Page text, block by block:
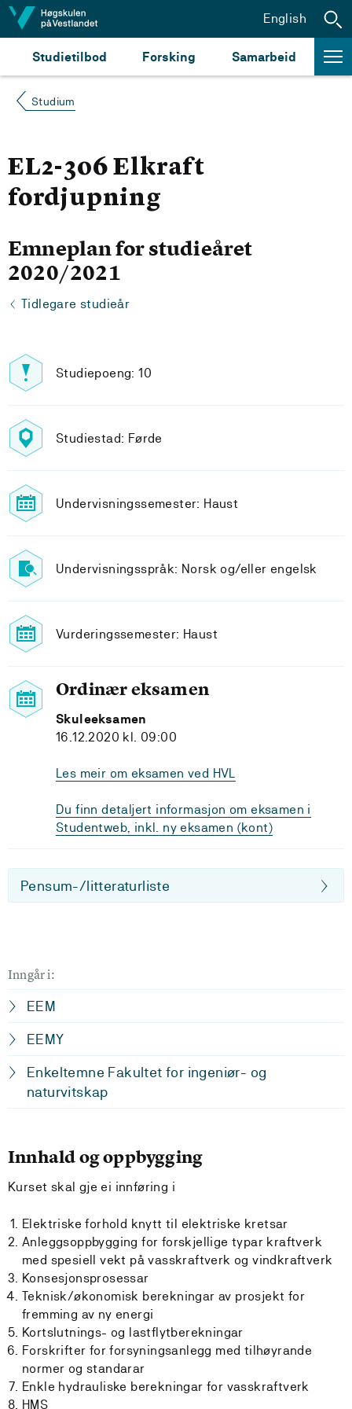
Hopp til innhald
Studietilbod Forsking Samarbeid
English
Studium
EL2-306 Elkraft
fordjupning
Emneplan for studieåret
2020/2021
Tidlegare studieår
Studiepoeng: 10
Studiestad: Førde
Undervisningssemester: Haust
Undervisningsspråk: Norsk og/eller engelsk
Vurderingssemester: Haust
Ordinær eksamen
Skuleeksamen
16.12.2020 kl. 09:00
Les meir om eksamen ved HVL
Du finn detaljert informasjon om eksamen i
Studentweb, inkl. ny eksamen (kont)
Pensum-/litteraturliste
Inngår i:
EEM
EEMY
Enkeltemne Fakultet for ingeniør- og
naturvitskap
Innhald og oppbygging
Kurset skal gje ei innføring i
Elektriske forhold knytt til elektriske kretsar
Anleggsoppbygging for forskjellige typar kraftverk
med spesiell vekt på vasskraftverk og vindkraftverk
Konsesjonsprosessar
Teknisk/økonomisk berekningar av prosjekt for
fremming av ny energi
Kortslutnings- og lastflytberekningar
Forskrifter for forsyningsanlegg med tilhøyrande
normer og standarar
Enkle hydrauliske berekningar for vasskraftverk
HMS